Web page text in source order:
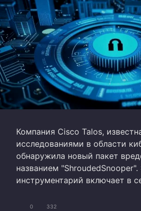
Компания Cisco Talos,
исследованиями в области
обнаружила новый пакет
названием "ShroudedSnooper".
инструментарий включает в
0 332